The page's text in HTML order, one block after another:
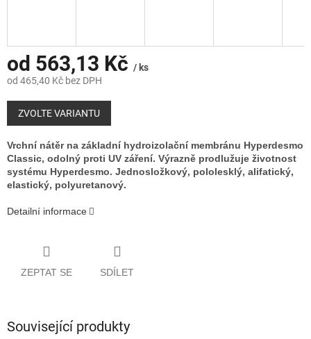
od 563,13 Kč / ks
od 465,40 Kč bez DPH
Měrná
cena:
ZVOLTE VARIANTU
Vrchní nátěr na základní hydroizolační membránu Hyperdesmo
Classic, odolný proti UV záření. Výrazně prodlužuje životnost
systému Hyperdesmo. Jednosložkový, pololesklý, alifatický,
elastický, polyuretanový.
Detailní informace
ZEPTAT SE SDÍLET
Související produkty